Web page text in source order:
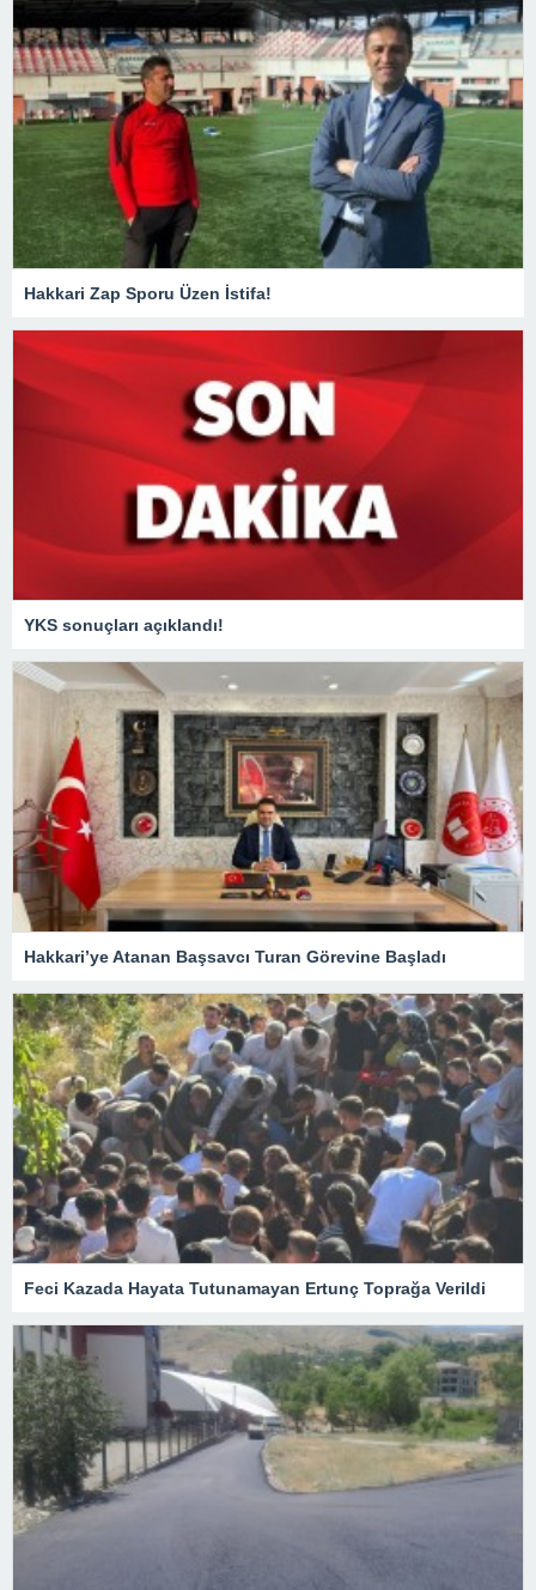
Hakkari Zap Sporu Üzen İstifa!
YKS sonuçları açıklandı!
Hakkari’ye Atanan Başsavcı Turan Görevine Başladı
Feci Kazada Hayata Tutunamayan Ertunç Toprağa Verildi